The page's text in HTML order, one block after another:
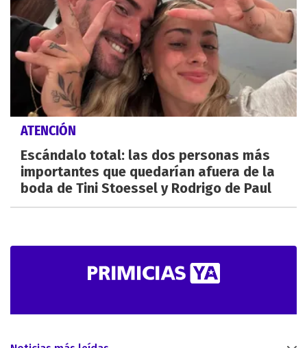
ATENCIÓN
Escándalo total: las dos personas más
importantes que quedarían afuera de la
boda de Tini Stoessel y Rodrigo de Paul